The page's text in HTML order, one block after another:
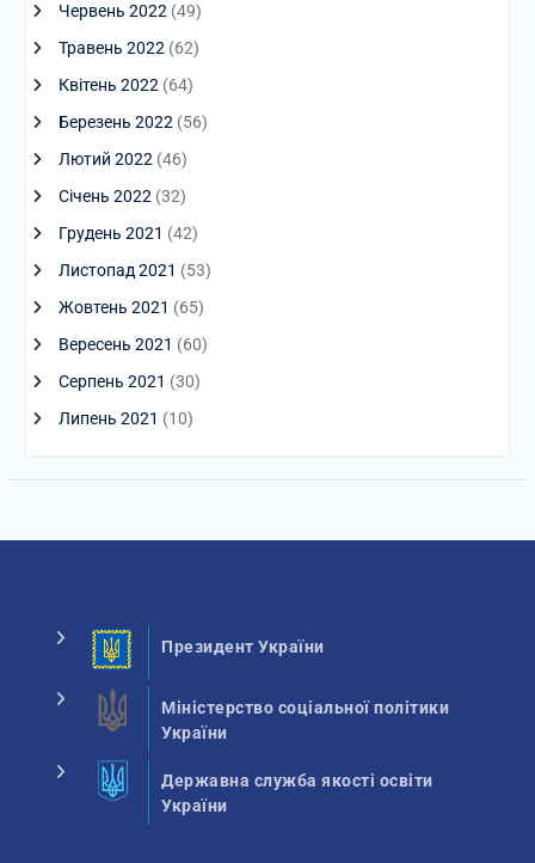
Червень 2022 (49)
Травень 2022 (62)
Квітень 2022 (64)
Березень 2022 (56)
Лютий 2022 (46)
Січень 2022 (32)
Грудень 2021 (42)
Листопад 2021 (53)
Жовтень 2021 (65)
Вересень 2021 (60)
Серпень 2021 (30)
Липень 2021 (10)
Президент України
Міністерство соціальної політики
України
Державна служба якості освіти
України